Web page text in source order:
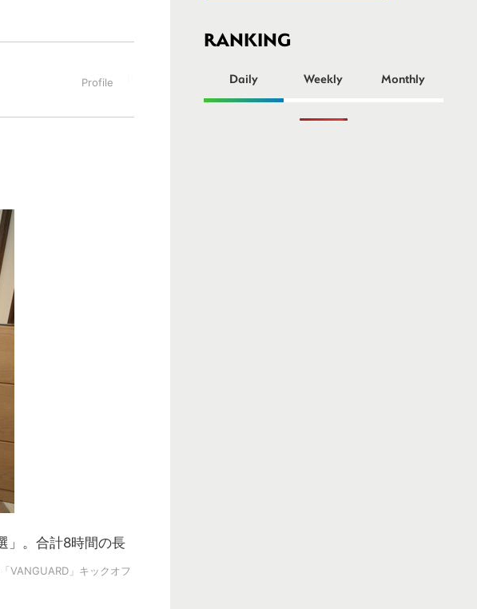
」。合計8時間の長
VANGUARD」キックオフ
バ
RANKING
Daily Weekly Monthly